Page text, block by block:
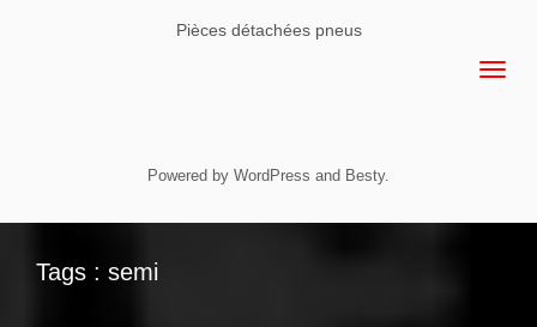
Pièces détachées pneus
Powered by WordPress and Besty.
Tags : semi